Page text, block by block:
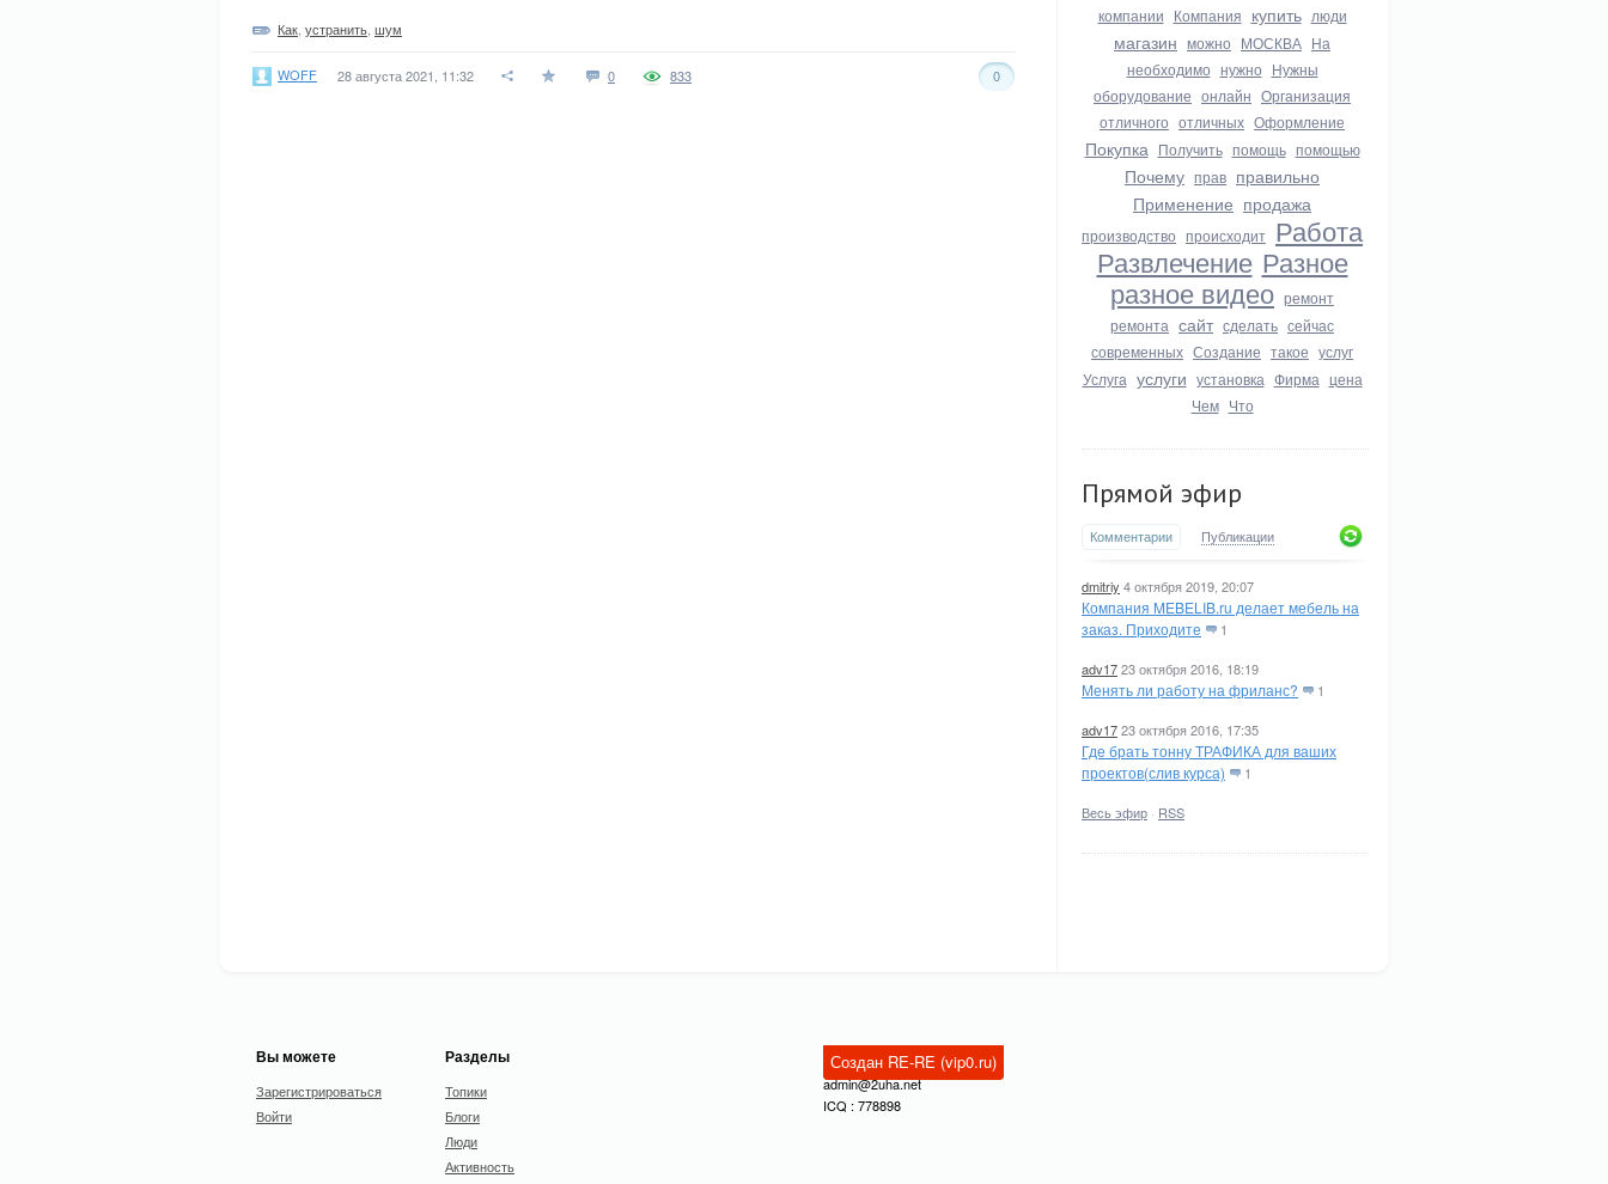
компании Компания купить люди
магазин можно МОСКВА На
необходимо нужно Нужны
оборудование онлайн Организация
отличного отличных Оформление
Покупка Получить помощь помощью
Почему прав правильно
Применение продажа
производство происходит Работа
Развлечение Разное
разное видео ремонт
ремонта сайт сделать сейчас
современных Создание такое услуг
Услуга услуги установка Фирма цена
Чем Что
Прямой эфир
Комментарии Публикации
dmitriy 4 октября 2019, 20:07
Компания MEBELIB.ru делает мебель на
заказ. Приходите
1
adv1723 октября 2016, 18:19
Менять ли работу на фриланс? 1
adv1723 октября 2016, 17:35
Где брать тонну ТРАФИКА для ваших
проектов(слив курса)
1
Весь эфир · RSS
Как устранить шум
WOFF 28 августа 2021, 11:32 0 0
833
Вы можете
Зарегистрироваться
Войти
Разделы
Топики
Блоги
Люди
Активность
Создан RE-RE (vip0.ru)
admin@2uha.net
ICQ : 778898